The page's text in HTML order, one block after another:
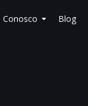
Conosco Blog